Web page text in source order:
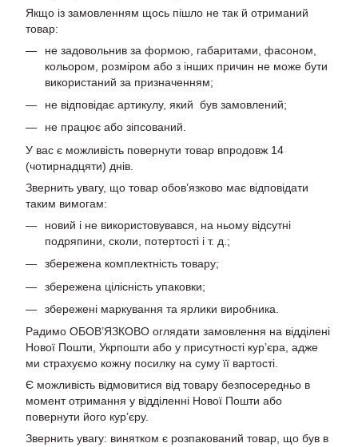
Якщо із замовленням щось пішло не так й отриманий
товар:
не задовольнив за формою, габаритами, фасоном,
кольором, розміром або з інших причин не може бути
використаний за призначенням;
не відповідає артикулу, який був замовлений;
не працює або зіпсований.
У вас є можливість повернути товар впродовж 14
(чотирнадцяти) днів.
Звернить увагу, що товар обов’язково має відповідати
таким вимогам:
новий і не використовувався, на ньому відсутні
подряпини, сколи, потертості і т. д.;
збережена комплектність товару;
збережена цілісність упаковки;
збережені маркування та ярлики виробника.
Радимо ОБОВ’ЯЗКОВО оглядати замовлення на відділені
Нової Пошти, Укрпошти або у присутності кур’єра, адже
ми страхуємо кожну посилку на суму її вартості.
Є можливість відмовитися від товару безпосередньо в
момент отримання у відділенні Нової Пошти або
повернути його кур’єру.
Звернить увагу: винятком є розпакований товар, що був в